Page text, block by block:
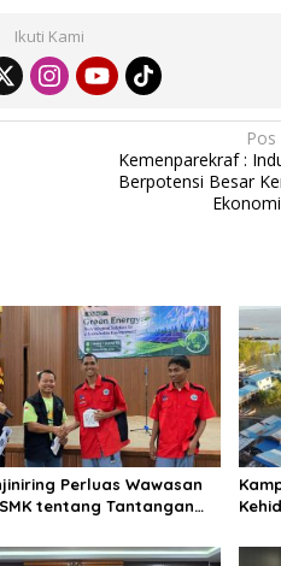
Ikuti Kami
Kemenparekraf :
Berpotensi Besar
Perluas Wawasan